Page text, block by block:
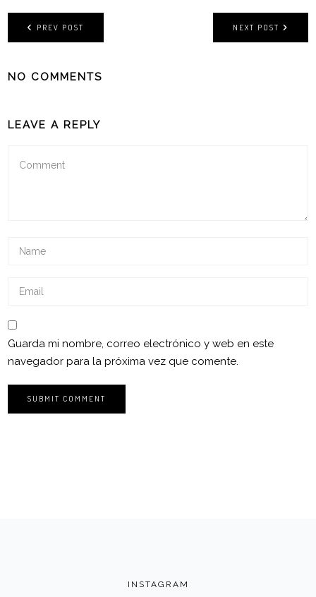
NEXT POST
PREV POST
NO COMMENTS
LEAVE A REPLY
Guarda mi nombre, correo electrónico y web en este
navegador para la próxima vez que comente.
INSTAGRAM